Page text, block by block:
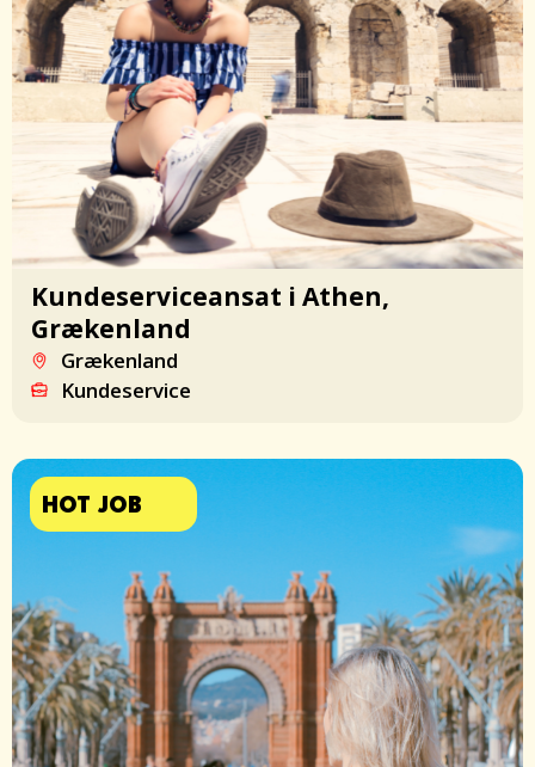
Kundeserviceansat i Athen,
Grækenland
Grækenland
Kundeservice
HOT JOB